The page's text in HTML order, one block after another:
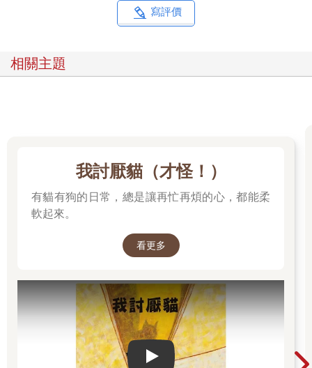
寫評價
相關主題
我討厭貓（才怪！）
有貓有狗的日常，總是讓再忙再煩的心，都能柔
軟起來。
看更多
Play video